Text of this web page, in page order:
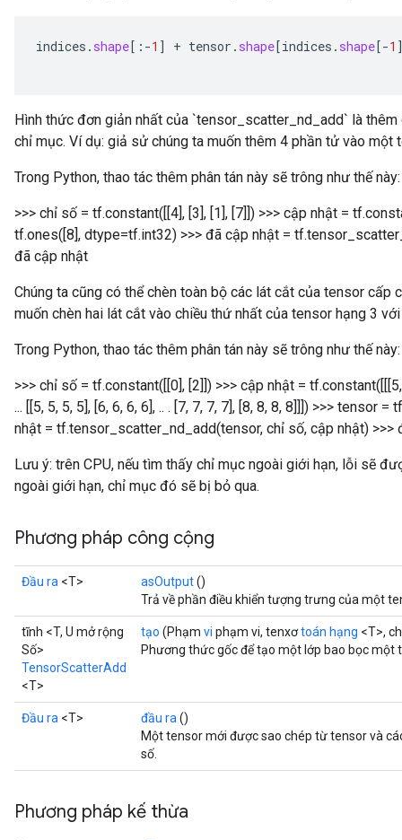
indices . shape[ : -1 ] + tensor . shape[indices . shape[-1
Hình thức đơn giản nhất của `tensor_scatter_nd_add` là
chỉ mục. Ví dụ: giả sử chúng ta muốn thêm 4 phần tử vào một
Trong Python, thao tác thêm phân tán này sẽ trông như thế này:
>>> chỉ số = tf.constant([[4], [3], [1], [7]]) >>> cập nhật =
tf.ones([8], dtype=tf.int32) >>> đã cập nhật =
đã cập nhật
Chúng ta cũng có thể chèn toàn bộ các lát cắt của tensor cấp
muốn chèn hai lát cắt vào chiều thứ nhất của tensor hạng 3
Trong Python, thao tác thêm phân tán này sẽ trông như thế này:
>>> chỉ số = tf.constant([[0], [2]]) >>> cập nhật = tf.constant([[[5,
... [[5, 5, 5, 5], [6, 6, 6, 6], .. . [7, 7, 7, 7], [8, 8, 8, 8]]]) >>> tensor
nhật = tf.tensor_scatter_nd_add(tensor, chỉ số, cập nhật) >>>
Lưu ý: trên CPU, nếu tìm thấy chỉ mục ngoài giới hạn, lỗi sẽ
ngoài giới hạn, chỉ mục đó sẽ bị bỏ qua.
Phương pháp công cộng
Đầu ra <T> asOutput()
Trả về phần điều khiển tượng trưng của một
tĩnh <T, U mở rộng
Số>
TensorScatterAdd
<T>
tạo (Phạm vi phạm vi, tenxơtoán hạng <T>,
Phương thức gốc để tạo một lớp bao bọc
Đầu ra <T> đầu ra ()
Một tensor mới được sao chép từ tensor và
số.
Phương pháp kế thừa